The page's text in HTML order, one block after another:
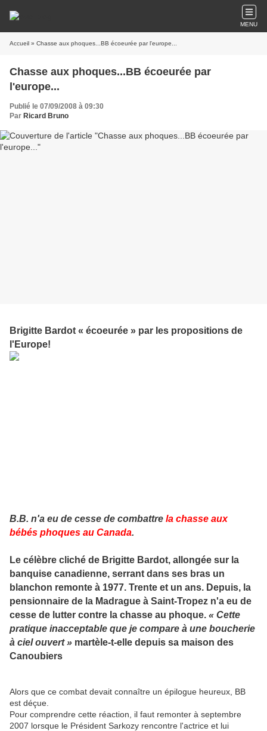
MENU
Accueil » Chasse aux phoques...BB écoeurée par l'europe...
Chasse aux phoques...BB écoeurée par
l'europe...
Publié le 07/09/2008 à 09:30
Par Ricard Bruno
Brigitte Bardot « écoeurée » par les propositions de
l'Europe!
B.B. n'a eu de cesse de combattre la chasse aux
bébés phoques au Canada.
Le célèbre cliché de Brigitte Bardot, allongée sur la
banquise canadienne, serrant dans ses bras un
blanchon remonte à 1977. Trente et un ans. Depuis, la
pensionnaire de la Madrague à Saint-Tropez n'a eu de
cesse de lutter contre la chasse au phoque. « Cette
pratique inacceptable que je compare à une boucherie
à ciel ouvert » martèle-t-elle depuis sa maison des
Canoubiers
Alors que ce combat devait connaître un épilogue heureux, BB
est déçue.
Pour comprendre cette réaction, il faut remonter à septembre
2007 lorsque le Président Sarkozy rencontre l'actrice et lui